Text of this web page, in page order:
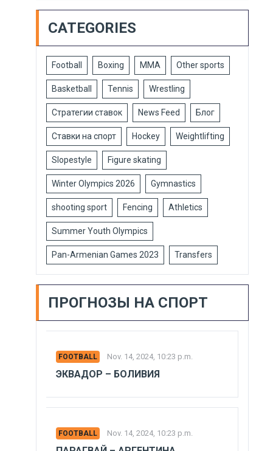
CATEGORIES
Football Boxing MMA Other sports
Basketball Tennis Wrestling
Стратегии ставок News Feed Блог
Ставки на спорт Hockey Weightlifting
Slopestyle Figure skating
Winter Olympics 2026 Gymnastics
shooting sport Fencing Athletics
Summer Youth Olympics
Pan-Armenian Games 2023 Transfers
ПРОГНОЗЫ НА СПОРТ
FOOTBALL Nov. 14, 2024, 10:23 p.m.
ЭКВАДОР – БОЛИВИЯ
FOOTBALL Nov. 14, 2024, 10:23 p.m.